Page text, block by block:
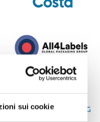
sui cookie